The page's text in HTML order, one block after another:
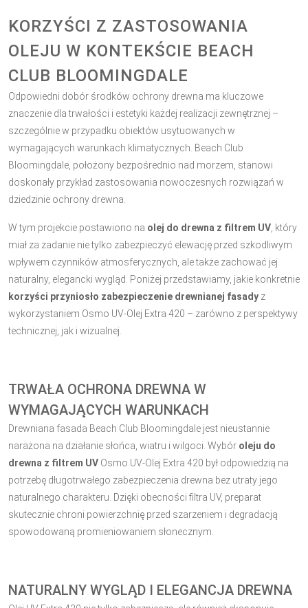
KORZYŚCI Z ZASTOSOWANIA
OLEJU W KONTEKŚCIE BEACH
CLUB BLOOMINGDALE
Odpowiedni dobór środków ochrony drewna ma kluczowe
znaczenie dla trwałości i estetyki każdej realizacji zewnętrznej –
szczególnie w przypadku obiektów usytuowanych w
wymagających warunkach klimatycznych. Beach Club
Bloomingdale, położony bezpośrednio nad morzem, stanowi
doskonały przykład zastosowania nowoczesnych rozwiązań w
dziedzinie ochrony drewna.
W tym projekcie postawiono na olej do drewna z filtrem UV , który
miał za zadanie nie tylko zabezpieczyć elewację przed szkodliwym
wpływem czynników atmosferycznych, ale także zachować jej
naturalny, elegancki wygląd. Poniżej przedstawiamy, jakie konkretnie
korzyści przyniosło zabezpieczenie drewnianej fasady z
wykorzystaniem Osmo UV-Olej Extra 420 – zarówno z perspektywy
technicznej, jak i wizualnej.
TRWAŁA OCHRONA DREWNA W
WYMAGAJĄCYCH WARUNKACH
Drewniana fasada Beach Club Bloomingdale jest nieustannie
narażona na działanie słońca, wiatru i wilgoci. Wybór oleju do
drewna z filtrem UV Osmo UV-Olej Extra 420 był odpowiedzią na
potrzebę długotrwałego zabezpieczenia drewna bez utraty jego
naturalnego charakteru. Dzięki obecności filtra UV, preparat
skutecznie chroni powierzchnię przed szarzeniem i degradacją
spowodowaną promieniowaniem słonecznym.
NATURALNY WYGLĄD I ELEGANCJA DREWNA